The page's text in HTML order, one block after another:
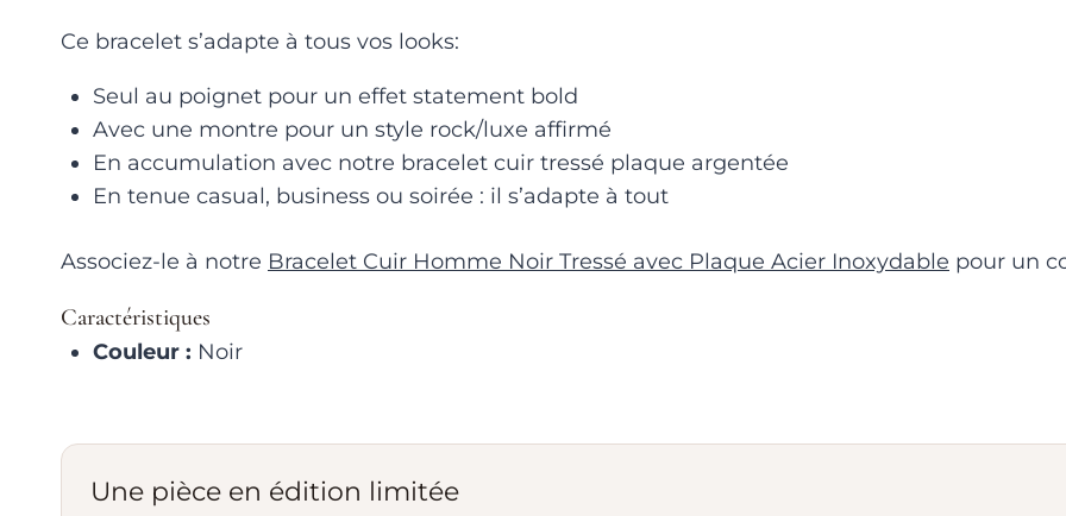
Ce bracelet s’adapte à tous vos looks:
Seul au poignet pour un effet statement bold
Avec une montre pour un style rock/luxe affirmé
En accumulation avec notre bracelet cuir tressé plaque argentée
En tenue casual, business ou soirée : il s’adapte à tout
Associez-le à notre Bracelet Cuir Homme Noir Tressé avec Plaque Acier Inoxydable pour un
Caractéristiques
Couleur : Noir
Une pièce en édition limitée